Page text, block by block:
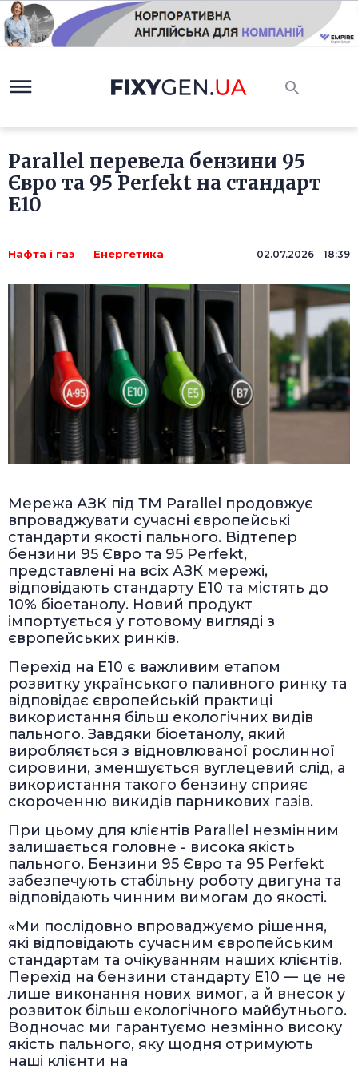
Parallel перевела бензини 95
Євро та 95 Perfekt на стандарт
Е10
Нафта і газ Енергетика 02.07.2026 18:39
Мережа АЗК під ТМ Parallel продовжує
впроваджувати сучасні європейські
стандарти якості пального. Відтепер
бензини 95 Євро та 95 Perfekt,
представлені на всіх АЗК мережі,
відповідають стандарту Е10 та містять до
10% біоетанолу. Новий продукт
імпортується у готовому вигляді з
європейських ринків.
Перехід на Е10 є важливим етапом
розвитку українського паливного ринку та
відповідає європейській практиці
використання більш екологічних видів
пального. Завдяки біоетанолу, який
виробляється з відновлюваної рослинної
сировини, зменшується вуглецевий слід, а
використання такого бензину сприяє
скороченню викидів парникових газів.
При цьому для клієнтів Parallel незмінним
залишається головне - висока якість
пального. Бензини 95 Євро та 95 Perfekt
забезпечують стабільну роботу двигуна та
відповідають чинним вимогам до якості.
«Ми послідовно впроваджуємо рішення,
які відповідають сучасним європейським
стандартам та очікуванням наших клієнтів.
Перехід на бензини стандарту Е10 — це не
лише виконання нових вимог, а й внесок у
розвиток більш екологічного майбутнього.
Водночас ми гарантуємо незмінно високу
якість пального, яку щодня отримують
наші клієнти на